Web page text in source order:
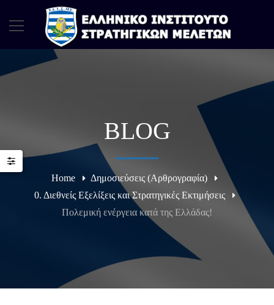
BLOG
Home
Δημοσιεύσεις (Αρθρογραφία)
0. Διεθνείς Εξελίξεις και Στρατηγικές Εκτιμήσεις
Πολεμική ενέργεια κατά της Ελλάδας!